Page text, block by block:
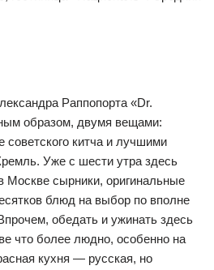
Раппопорта «Dr.
образом, двумя вещами:
советского китча и лучшими
Уже с шести утра здесь
Москве сырники, оригинальные
блюд на выбор по вполне
обедать и ужинать здесь
что более людно, особенно на
кухня — русская, но